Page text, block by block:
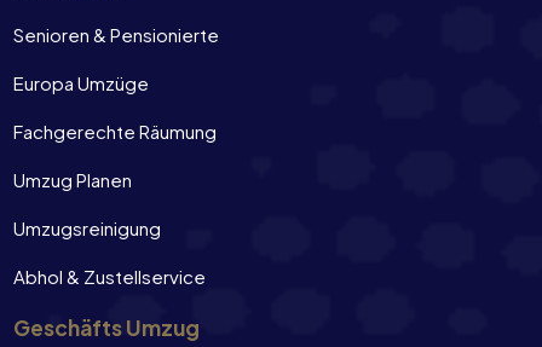
Senioren & Pensionierte
Europa Umzüge
Fachgerechte Räumung
Umzug Planen
Umzugsreinigung
Abhol & Zustellservice
Geschäfts Umzug